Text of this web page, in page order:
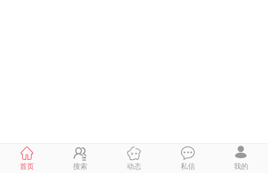
首页 搜索 动态 私信 我的